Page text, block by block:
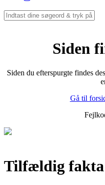
Siden
Siden du efterspurgte findes
Gå til
Tilfældig fakta